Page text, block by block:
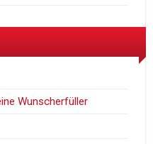
Wunscherfüller